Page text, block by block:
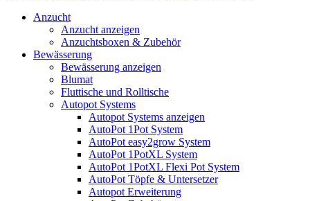
Anzucht
Anzucht anzeigen
Anzuchtsboxen & Zubehör
Bewässerung
Bewässerung anzeigen
Blumat
Fluttische und Rolltische
Autopot Systems
Autopot Systems anzeigen
AutoPot 1Pot System
AutoPot easy2grow System
AutoPot 1PotXL System
AutoPot 1PotXL Flexi Pot System
AutoPot Töpfe & Untersetzer
Autopot Erweiterung